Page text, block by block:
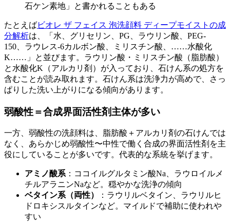
石ケン素地」と書かれることもある
たとえばビオレ ザ フェイス 泡洗顔料 ディープモイストの成
分解析は、「水、グリセリン、PG、ラウリン酸、PEG-
150、ラウレス-6カルボン酸、ミリスチン酸、……水酸化
K……」と並びます。ラウリン酸・ミリスチン酸（脂肪酸）
と水酸化K（アルカリ剤）が入っており、石けん系の処方を
含むことが読み取れます。石けん系は洗浄力が高めで、さっ
ぱりした洗い上がりになる傾向があります。
弱酸性＝合成界面活性剤主体が多い
一方、弱酸性の洗顔料は、脂肪酸＋アルカリ剤の石けんでは
なく、あらかじめ弱酸性〜中性で働く合成の界面活性剤を主
役にしていることが多いです。代表的な系統を挙げます。
アミノ酸系 ：ココイルグルタミン酸Na、ラウロイルメ
チルアラニンNaなど。穏やかな洗浄の傾向
ベタイン系（両性）
：ラウリルベタイン、ラウリルヒ
ドロキシスルタインなど。マイルドで補助に使われや
すい